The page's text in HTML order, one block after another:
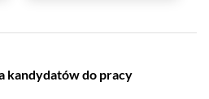
kandydatów do pracy